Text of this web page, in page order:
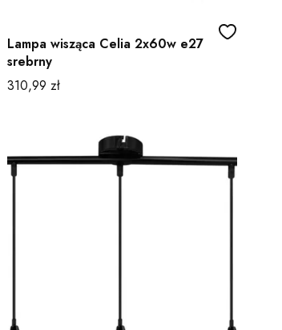
Lampa wisząca Celia 2x60w e27
srebrny
Cena
310,99 zł